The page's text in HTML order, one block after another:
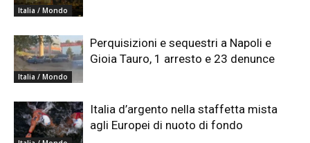
Italia / Mondo
Italia / Mondo
Perquisizioni e sequestri a Napoli e
Gioia Tauro, 1 arresto e 23 denunce
Italia d’argento nella staffetta mista
agli Europei di nuoto di fondo